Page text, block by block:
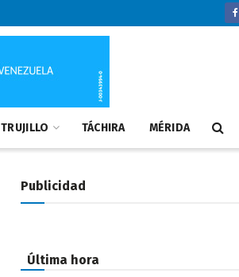
TRUJILLO TÁCHIRA MÉRIDA
Publicidad
Última hora